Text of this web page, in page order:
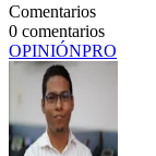
Comentarios
0 comentarios
OPINIÓNPRO